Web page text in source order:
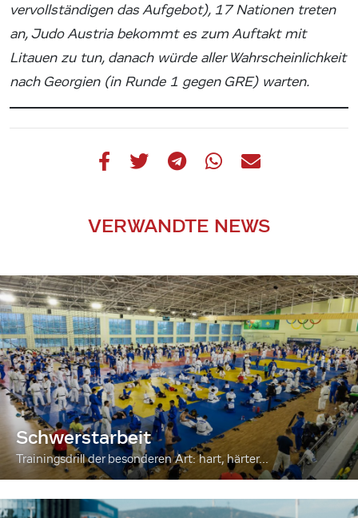
vervollständigen das Aufgebot), 17 Nationen treten
an, Judo Austria bekommt es zum Auftakt mit
Litauen zu tun, danach würde aller Wahrscheinlichkeit
nach Georgien (in Runde 1 gegen GRE) warten.
VERWANDTE NEWS
Schwerstarbeit
Trainingsdrill der besonderen Art: hart, härter...